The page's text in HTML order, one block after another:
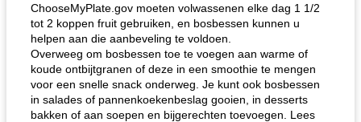
de jamcake van Georgië tennessee blauwe kaasperen kip
ChooseMyPlate.gov moeten volwassenen elke dag 1 1/2
tot 2 koppen fruit gebruiken, en bosbessen kunnen u
helpen aan die aanbeveling te voldoen.
Overweeg om bosbessen toe te voegen aan warme of
koude ontbijtgranen of deze in een smoothie te mengen
voor een snelle snack onderweg. Je kunt ook bosbessen
in salades of pannenkoekenbeslag gooien, in desserts
bakken of aan soepen en bijgerechten toevoegen. Lees